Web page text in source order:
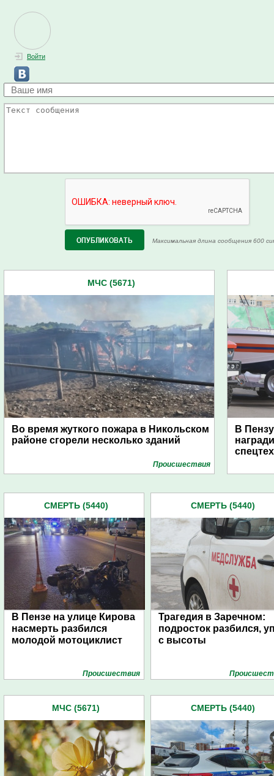
Войти
Максимальная длина сообщения 600
МЧС (5671)
Во время жуткого пожара в Никольском
районе сгорели несколько зданий
Проиcшествия
В
СМЕРТЬ (5440)
В Пензе на улице Кирова
насмерть разбился
молодой мотоциклист
Проиcшествия
СМЕРТЬ (5440)
Трагедия в Заречном:
подросток разбился,
с высоты
МЧС (5671) СМЕРТЬ (5440)